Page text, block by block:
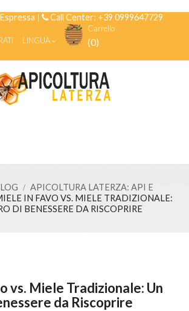
| Call Center: +39 0999647729
LINGUA
Carrello
(0)
APICOLTURA LATERZA: API E
IN FAVO VS. MIELE TRADIZIONALE:
DI BENESSERE DA RISCOPRIRE
vs. Miele Tradizionale: Un
da Riscoprire